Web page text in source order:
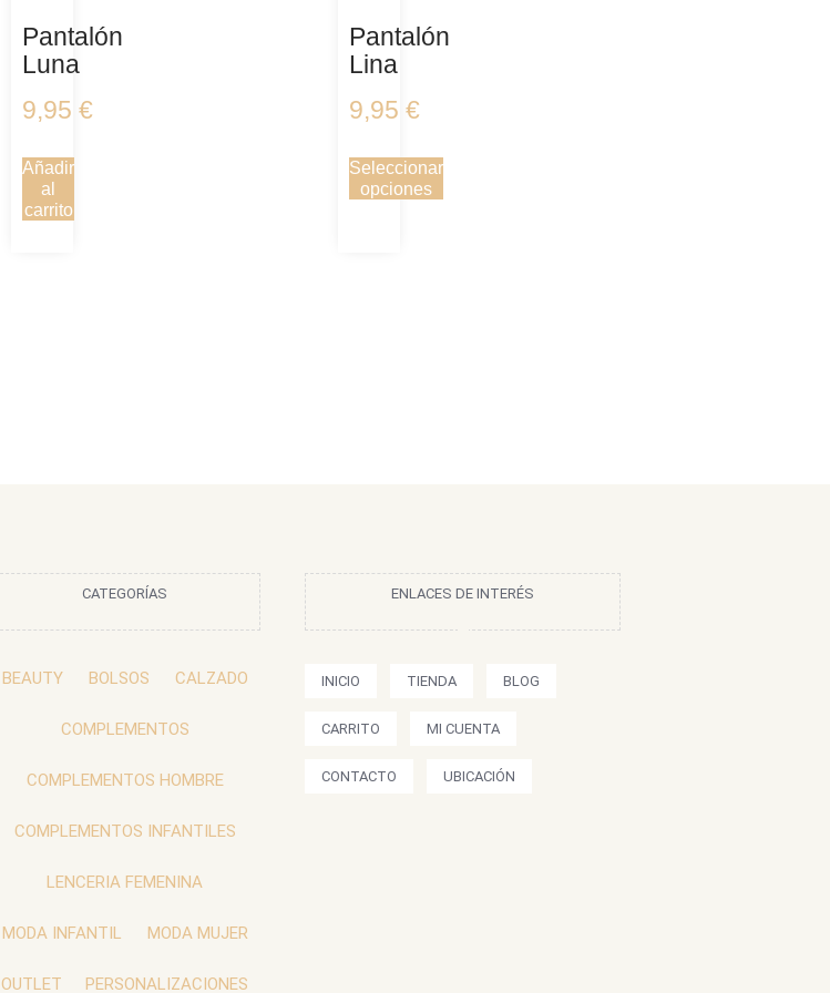
Pantalón
Luna
9,95 €
Añadir
al
carrito
Pantalón
Lina
9,95 €
Seleccionar
opciones
CATEGORÍAS
BEAUTY BOLSOS CALZADO
COMPLEMENTOS
COMPLEMENTOS HOMBRE
COMPLEMENTOS INFANTILES
LENCERIA FEMENINA
MODA INFANTIL MODA MUJER
OUTLET PERSONALIZACIONES
ENLACES DE INTERÉS
INICIO TIENDA BLOG
CARRITO MI CUENTA
CONTACTO UBICACIÓN